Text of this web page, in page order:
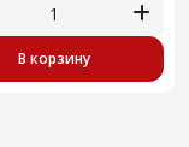
В корзину